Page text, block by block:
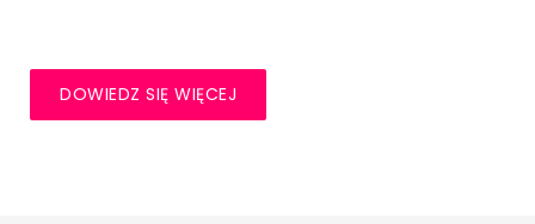
DOWIEDZ SIĘ WIĘCEJ